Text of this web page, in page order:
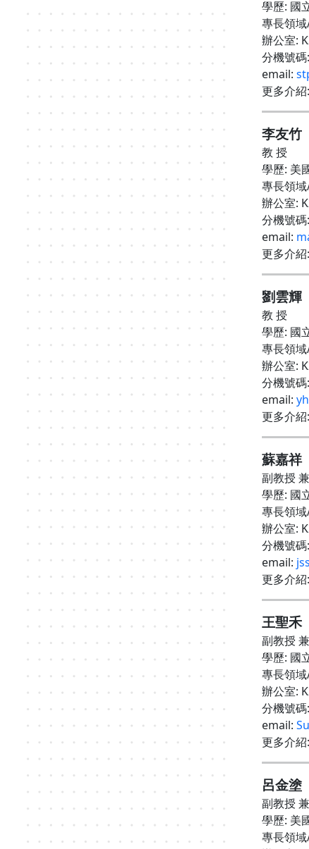
學歷: 國
專長領域
辦公室:
分機號碼
email:
更多介紹:
李友竹
教 授
學歷: 美
專長領域
辦公室:
分機號碼
email:
更多介紹:
劉雲輝
教 授
學歷: 國
專長領域
辦公室:
分機號碼
email:
更多介紹:
蘇嘉祥
副教授
學歷: 國
專長領域
辦公室:
分機號碼
email:
更多介紹:
王聖禾
副教授
學歷: 國
專長領域
辦公室:
分機號碼
email:
更多介紹:
呂金塗
副教授
學歷: 美
專長領域